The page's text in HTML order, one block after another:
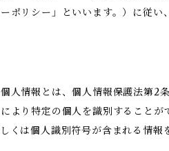
ポリシー」といいます。）に従い
人情報とは、個人情報保護法第2
より特定の個人を識別すること
くは個人識別符号が含まれる情報